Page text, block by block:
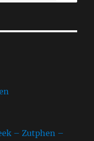
– Zutphen –